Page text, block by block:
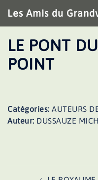
au
contenu
Les Amis du
LE PONT
POINT
Catégories: AUTEURS
Auteur: DUSSAUZE